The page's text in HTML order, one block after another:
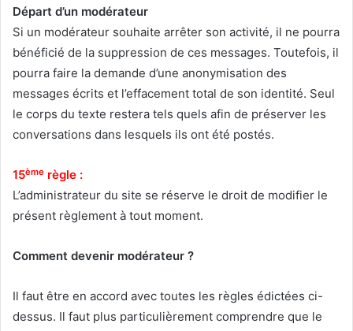
Départ d’un modérateur
Si un modérateur souhaite arrêter son activité, il ne pourra
bénéficié de la suppression de ces messages. Toutefois, il
pourra faire la demande d’une anonymisation des
messages écrits et l’effacement total de son identité. Seul
le corps du texte restera tels quels afin de préserver les
conversations dans lesquels ils ont été postés.
15ème règle :
L’administrateur du site se réserve le droit de modifier le
présent règlement à tout moment.
Comment devenir modérateur ?
Il faut être en accord avec toutes les règles édictées ci-
dessus. Il faut plus particulièrement comprendre que le